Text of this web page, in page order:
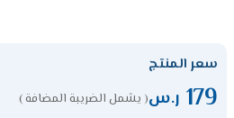
سعر المنتج
179 ر.س( يشمل الضريبة المضافة )